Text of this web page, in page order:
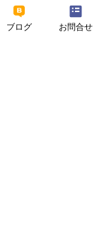
ブログ お問合せ